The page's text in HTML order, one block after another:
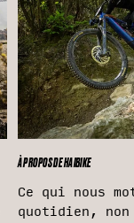
À PROPOS DE HAIBIKE
Ce qui nous
quotidien,